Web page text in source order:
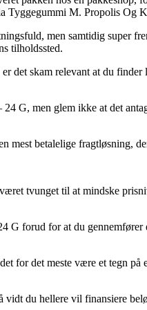
Tyggegummi M. Propolis Og
men samtidig super
tilholdssted.
det skam relevant at du
G, men glem ikke at det
mest betalelige fragtløsning,
tvunget til at mindske
forud for at du gennemfører
for det meste være et tegn
du hellere vil finansiere